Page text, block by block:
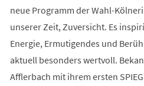
neue Programm der Wahl-
unserer Zeit, Zuversicht. Es
Energie, Ermutigendes und
aktuell besonders wertvoll.
Afflerbach mit ihrem ersten